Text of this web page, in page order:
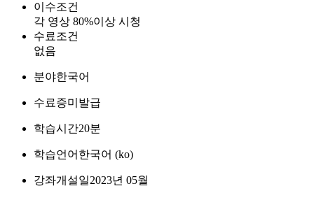
이수조건
각 영상 80%이상 시청
수료조건
없음
분야한국어
수료증미발급
학습시간20분
학습언어 한국어 ‎(ko)‎
강좌개설일2023년 05월